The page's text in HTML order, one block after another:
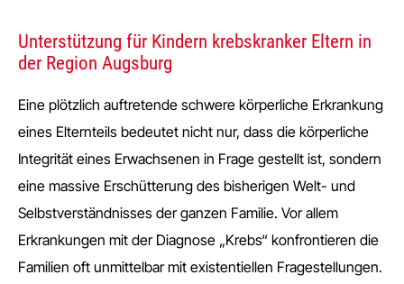
Unterstützung für Kindern krebskranker Eltern in
der Region Augsburg
Eine plötzlich auftretende schwere körperliche Erkrankung
eines Elternteils bedeutet nicht nur, dass die körperliche
Integrität eines Erwachsenen in Frage gestellt ist, sondern
eine massive Erschütterung des bisherigen Welt- und
Selbstverständnisses der ganzen Familie. Vor allem
Erkrankungen mit der Diagnose „Krebs“ konfrontieren die
Familien oft unmittelbar mit existentiellen Fragestellungen.